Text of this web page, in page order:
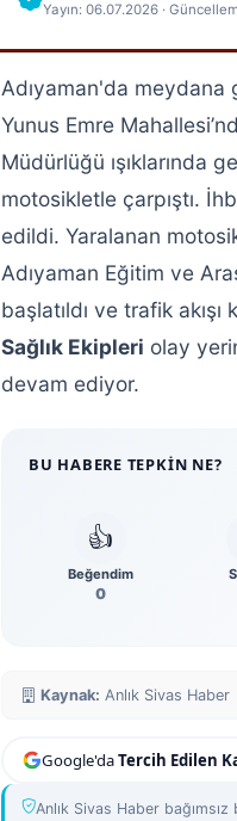
Yayın: 06.07.2026 ·
Adıyaman'da meydana
Yunus Emre
Müdürlüğü ışıklarında
motosikletle çarpıştı.
edildi. Yaralanan
Adıyaman Eğitim ve
başlatıldı ve trafik
Sağlık Ekipleri olay
devam ediyor.
BU HABERE TEPKIN NE?
👍
Beğendim
0
Kaynak: Anlık Sivas Haber
Google'daTercih Edilen
Anlık Sivas Haber